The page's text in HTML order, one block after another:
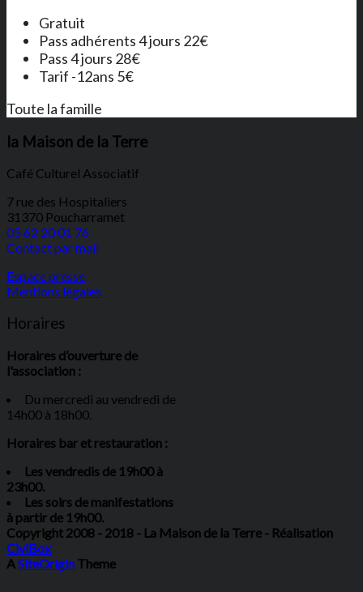
Gratuit
Pass adhérents 4 jours 22€
Pass 4 jours 28€
Tarif -12ans 5€
Toute la famille
la Maison de la Terre
Café Culturel Associatif
7 rue des Hospitaliers
31370 Poucharramet
05 62 20 01 76
Contact par mail
Espace presse
Mentions légales
Horaires
Horaires d’ouverture de
l'association :
Du mercredi au vendredi de
14h00 à 18h00.
Horaires bar et restauration :
Les vendredis de 19h00 à
23h00.
Les soirs de manifestations
à partir de 19h00.
Copyright 2008 - 2018 - La Maison de la Terre - Réalisation
CiviBox
ASiteOrigin Theme